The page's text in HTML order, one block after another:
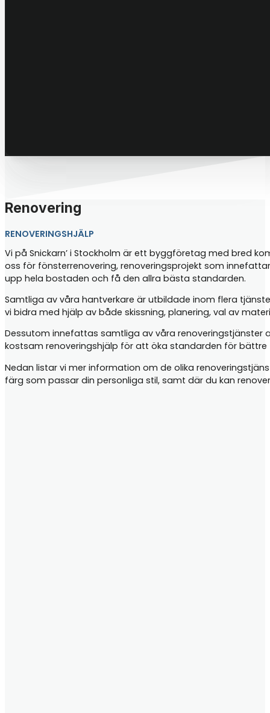
Renovering
RENOVERINGSHJÄLP
Vi på Snickarn’ i Stockholm är ett byggföretag med bred
oss för fönsterrenovering, renoveringsprojekt som
upp hela bostaden och få den allra bästa standarden.
Samtliga av våra hantverkare är utbildade inom flera
vi bidra med hjälp av både skissning, planering, val av
Dessutom innefattas samtliga av våra renoveringstjänster
kostsam renoveringshjälp för att öka standarden för bättre
Nedan listar vi mer information om de olika
färg som passar din personliga stil, samt där du kan